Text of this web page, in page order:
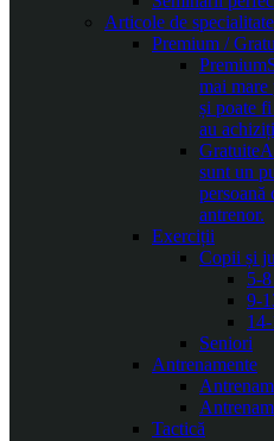
Articole de specialitate
Premium /
Premium
mai mare
și poate
au
Gratuite
sunt un
persoană
antrenor.
Exerciții
Copii și
5-
9-
Seniori
Antrenamente
Tactică